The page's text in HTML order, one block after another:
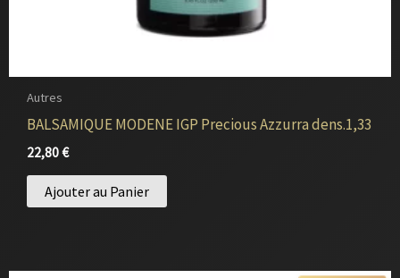
Autres
BALSAMIQUE MODENE IGP Precious Azzurra dens.1,33
22,80€
Ajouter au Panier